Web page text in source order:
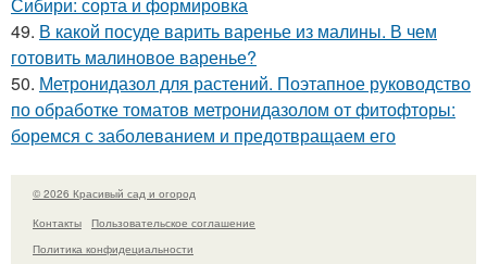
Сибири: сорта и формировка
49. В какой посуде варить варенье из малины. В чем
готовить малиновое варенье?
50. Метронидазол для растений. Поэтапное руководство
по обработке томатов метронидазолом от фитофторы:
боремся с заболеванием и предотвращаем его
© 2026 Красивый сад и огород
Контакты
Пользовательское соглашение
Политика конфидециальности